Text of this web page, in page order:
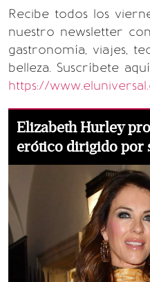
Recibe todos los
nuestro newsletter
gastronomía, viajes,
belleza. Suscríbete
https://
Elizabeth Hurley
erótico dirigido por